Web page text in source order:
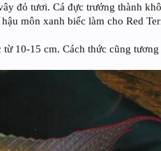
đỏ tươi. Cá đực trưởng thành
môn xanh biếc làm cho Red
từ 10-15 cm. Cách thức cũng